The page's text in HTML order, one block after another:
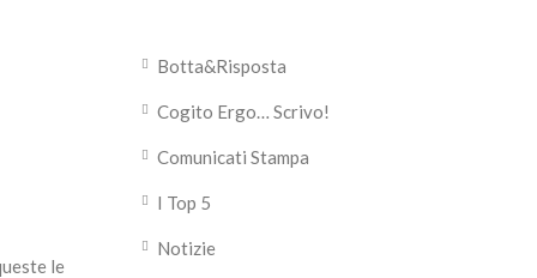
le
Botta&Risposta
Cogito Ergo… Scrivo!
Comunicati Stampa
I Top 5
Notizie